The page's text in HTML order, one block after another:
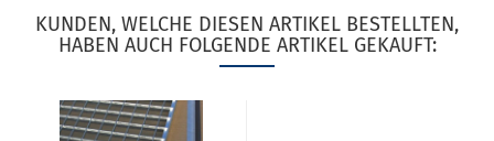
KUNDEN, WELCHE DIESEN ARTIKEL BESTELLTEN,
HABEN AUCH FOLGENDE ARTIKEL GEKAUFT: